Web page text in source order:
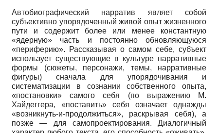
Автобиографический нарратив являет собой
субъективно упорядоченный живой опыт жизненного
пути и содержит более или менее константную
«ядерную» часть и постоянно обновляющуюся
«периферию». Рассказывая о самом себе, субъект
использует существующие в культуре нарративные
формы (сюжеты, персонажи, темы, нарративные
фигуры) сначала для упорядочивания и
систематизации в сознании собственного опыта,
«постановки» самого себя (по выражению М.
Хайдеггера, «поставить» себя означает однажды
«возникнуть-и-продолжиться», раскрывая себя), а
позже — для самопроектирования. Диалогичный